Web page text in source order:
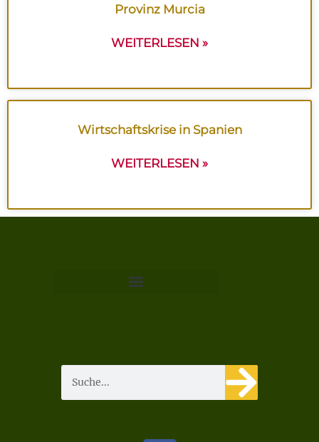
Provinz Murcia
WEITERLESEN »
Wirtschaftskrise in Spanien
WEITERLESEN »